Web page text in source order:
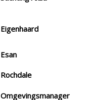
Eigenhaard
Esan
Rochdale
Omgevingsmanager